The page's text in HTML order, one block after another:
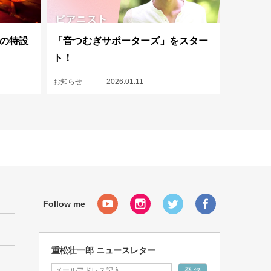
特設
「音つむぎサポーターズ」をスター
ト！
お知らせ 2026.01.11
重松壮一郎 ニュースレター